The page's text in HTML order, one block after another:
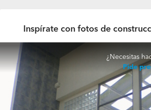
Inspírate con fotos de
¿Necesitas
Pide